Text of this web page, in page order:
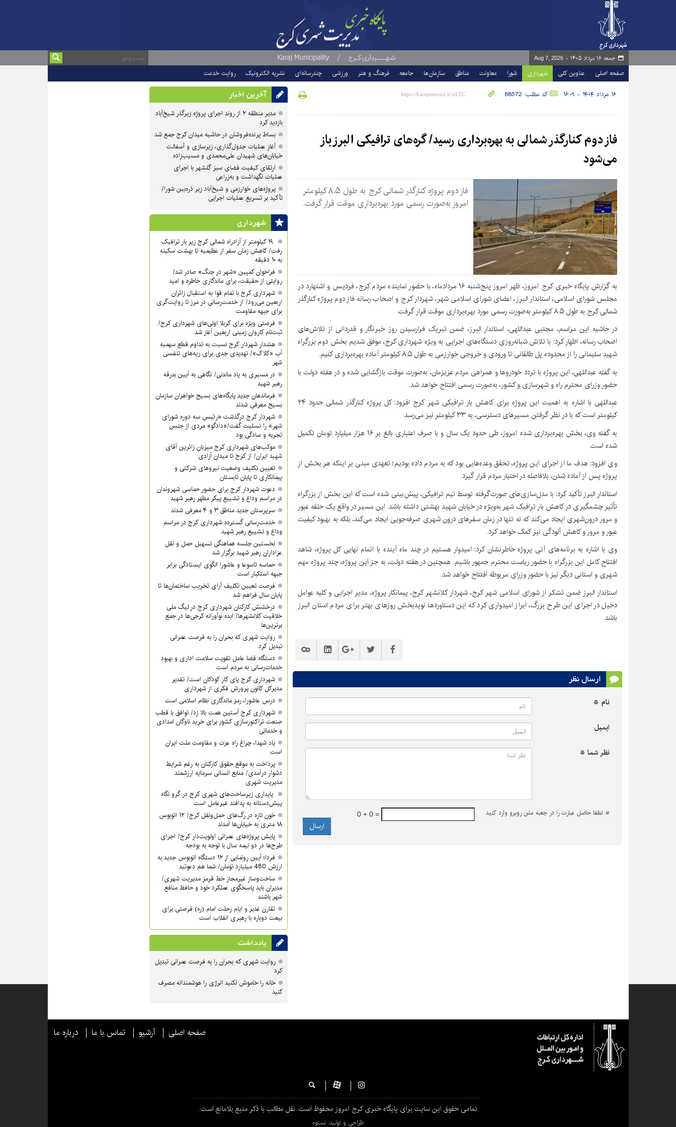
جمعه ۱۶ مرداد ۱۴۰۵ - Aug 7, 2026
صفحه اصلی عناوین کلی شهرداری شورا معاونت مناطق سازمان‌ها جامعه فرهنگ و هنر ورزشی چندرسانه‌ای نشریه الکترونیک روایت خدمت
۱۶ مرداد ۱۴۰۴ - ۱۶:۰۹ کد مطلب: 88572
فاز دوم کنارگذر شمالی به بهره‌برداری رسید/ گره‌های ترافیکی البرز باز
می‌شود
فاز دوم پروژه کنارگذر شمالی کرج به طول ۸.۵ کیلومتر
امروز به‌صورت رسمی مورد بهره‌برداری موقت قرار گرفت.
به گزارش پایگاه خبری کرج امروز، ظهر امروز پنج‌شنبه ۱۶ مردادماه، با حضور نماینده مردم کرج، فردیس و اشتهارد در
مجلس شورای اسلامی، استاندار البرز، اعضای شورای اسلامی شهر، شهردار کرج و اصحاب رسانه فاز دوم پروژه کنارگذر
شمالی کرج به طول ۸.۵ کیلومتر به‌صورت رسمی مورد بهره‌برداری موقت قرار گرفت.
در حاشیه این مراسم، مجتبی عبداللهی، استاندار البرز، ضمن تبریک فرارسیدن روز خبرنگار و قدردانی از تلاش‌های
اصحاب رسانه، اظهار کرد: با تلاش شبانه‌روزی دستگاه‌های اجرایی به ویژه شهرداری کرج، موفق شدیم بخش دوم بزرگراه
شهید سلیمانی را از محدوده پل طالقانی تا ورودی و خروجی خوارزمی به طول ۸.۵ کیلومتر آماده بهره‌برداری کنیم.
به گفته عبداللهی، این پروژه با تردد خودروها و همراهی مردم عزیزمان، به‌صورت موقت بازگشایی شده و در هفته دولت با
حضور وزرای محترم راه و شهرسازی و کشور، به‌صورت رسمی افتتاح خواهد شد.
عبداللهی با اشاره به اهمیت این پروژه برای کاهش بار ترافیکی شهر کرج افزود: کل پروژه کنارگذر شمالی حدود ۲۴
کیلومتر است که با در نظر گرفتن مسیرهای دسترسی، به ۳۳ کیلومتر نیز می‌رسد.
به گفته وی، بخش بهره‌برداری شده امروز، طی حدود یک سال و با صرف اعتباری بالغ بر ۱۶ هزار میلیارد تومان تکمیل
شده است.
وی افزود: هدف ما از اجرای این پروژه، تحقق وعده‌هایی بود که به مردم داده بودیم؛ تعهدی مبنی بر اینکه هر بخش از
پروژه پس از آماده شدن، بلافاصله در اختیار مردم قرار گیرد.
استاندار البرز تأکید کرد: با مدل‌سازی‌های صورت‌گرفته توسط تیم ترافیکی، پیش‌بینی شده است که این بخش از بزرگراه
تأثیر چشمگیری در کاهش بار ترافیک شهر به‌ویژه در خیابان شهید بهشتی داشته باشد. این مسیر در واقع یک حلقه عبور
و مرور درون‌شهری ایجاد می‌کند که نه تنها در زمان سفرهای درون شهری صرفه‌جویی ایجاد می‌کند، بلکه به بهبود کیفیت
عبور و مرور و کاهش آلودگی نیز کمک خواهد کرد.
وی با اشاره به برنامه‌های آتی پروژه خاطرنشان کرد: امیدوار هستیم در چند ماه آینده با اتمام نهایی کل پروژه، شاهد
افتتاح کامل این بزرگراه با حضور ریاست محترم جمهور باشیم. همچنین در هفته دولت، به جز این پروژه، چند پروژه مهم
شهری و استانی دیگر نیز با حضور وزرای مربوطه افتتاح خواهد شد.
استاندار البرز ضمن تشکر از شورای اسلامی شهر کرج، شهردار کلانشهر کرج، پیمانکار پروژه، مدیر اجرایی و کلیه عوامل
دخیل در اجرای این طرح بزرگ، ابراز امیدواری کرد که این دستاوردها نویدبخش روزهای بهتر برای مردم استان البرز
باشد.
ارسال نظر
نام *
ایمیل
نظر شما *
* لطفا حاصل عبارت را در جعبه متن روبرو وارد کنید 0 + 0 =
آخرین اخبار
مدیر منطقه ۲ از روند اجرای پروژه زیرگذر شیخ‌آباد
بازدید کرد
بساط پرنده‌فروشان در حاشیه میدان کرج جمع شد
آغاز عملیات جدول‌گذاری، زیرسازی و آسفالت
خیابان‌های شهیدان علی‌محمدی و مسیب‌زاده
ارتقای کیفیت فضای سبز گلشهر با اجرای
عملیات نگهداشت و به‌زراعی
پروژه‌های خوارزمی و شیخ‌آباد زیر ذره‌بین شورا/
تأکید بر تسریع عملیات اجرایی
شهرداری
۱۹ کیلومتر از آزادراه شمالی کرج زیر بار ترافیک
رفت/ کاهش زمان سفر از عظیمیه تا بهشت سکینه
به ۱۰ دقیقه
فراخوان کمپین «شهر در جنگ» صادر شد/
روایتی از حقیقت، برای ماندگاری خاطره و امید
شهرداری کرج با تمام قوا به استقبال زائران
اربعین می‌رود/ از خدمت‌رسانی در مرز تا روایت‌گری
برای جبهه مقاومت
فرصتی ویژه برای کربلا اولی‌های شهرداری کرج/
ثبت‌نام کاروان زمینی اربعین آغاز شد
هشدار شهردار کرج نسبت به تداوم قطع سهمیه
آب «کلاک»/ تهدیدی جدی برای ریه‌های تنفسی
شهر
در مسیری به یاد ماندنی/ نگاهی به آیین بدرقه
رهبر شهید
فرماندهان جدید پایگاه‌های بسیج خواهران سازمان
بسیج معرفی شدند
شهردار کرج درگذشت «رئیس سه دوره شورای
شهر» را تسلیت گفت/«دادگو» مردی از جنس
تجربه و سادگی بود
موکب‌های شهرداری کرج میزبانِ زائرین آقای
شهید ایران/ از کرج تا میدان آزادی
تعیین تکلیف وضعیت نیروهای شرکتی و
پیمانکاری تا پایان تابستان
دعوت شهردار کرج برای حضور حماسی شهروندان
در مراسم وداع و تشییع پیکر مطهر رهبر شهید
سرپرستان جدید مناطق ۳ و ۴ معرفی شدند
خدمت‌رسانی گسترده شهرداری کرج در مراسم
وداع و تشییع رهبر شهید
نخستین جلسه هماهنگی تسهیل حمل و نقل
عزاداران رهبر شهید برگزار شد
حماسه تاسوعا و عاشورا الگوی ایستادگی برابر
جبهه استکبار است
فرصت تعیین تکلیف آرای تخریب ساختمان‌ها تا
پایان سال فراهم شد
درخشش کارکنان شهرداری کرج در لیگ ملی
خلاقیت کلانشهرها/ ایده نوآورانه کرجی‌ها در جمع
برترین‌ها
روایت شهری که بحران را به فرصت عمرانی
تبدیل کرد
دستگاه قضا عامل تقویت سلامت اداری و بهبود
خدمات‌رسانی به مردم است
شهرداری کرج پای کار کودکان است/ تقدیر
مدیرکل کانون پرورش فکری از شهرداری
درس عاشورا، رمز ماندگاری نظام اسلامی است
شهرداری کرج آستین همت بالا زد/ توافق با قطب
صنعت تراکتورسازی کشور برای خرید ناوگان امدادی
و خدماتی
یاد شهدا، چراغ راه عزت و مقاومت ملت ایران
است
پرداخت به موقع حقوق کارکنان به رغم شرایط
دشوار درآمدی/ منابع انسانی سرمایه ارزشمند
مدیریت شهری
پایداری زیرساخت‌های شهری کرج در گرو نگاه
پیش‌دستانه به پدافند غیرعامل است
خون تازه در رگ‌های حمل‌ونقل کرج/ ۱۲ اتوبوس
۱۸ متری به خیابان‌ها آمدند
پایش پروژه‌های عمرانی اولویت‌دار کرج/ اجرای
طرح‌ها در دو نیمه سال با توجه به بودجه
فردا؛ آیین رونمایی از ۱۲ دستگاه اتوبوس جدید به
ارزش 480 میلیارد تومان/ شما هم دعوتید
ساخت‌وساز غیرمجاز خط قرمز مدیریت شهری‌/
مدیران باید پاسخگوی عملکرد خود و حافظ منافع
شهر باشند
تقارن غدیر و ایام رحلت امام (ره) فرصتی برای
بیعت دوباره با رهبری انقلاب است
یادداشت
روایت شهری که بحران را به فرصت عمرانی تبدیل
کرد
خانه را خاموش نکنید انرژی را هوشمندانه مصرف
کنید
صفحه اصلی آرشیو تماس با ما درباره ما
تمامی حقوق این سایت برای پایگاه خبری کرج امروز محفوظ است. نقل مطالب با ذکر منبع بلامانع است.
طراحی و تولید: نستوه